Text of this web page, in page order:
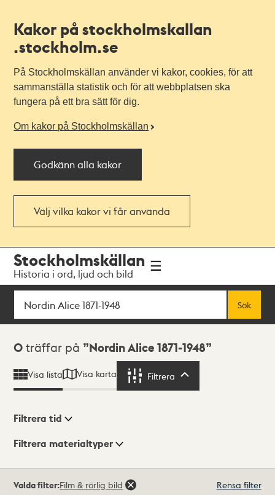
Kakor på stockholmskallan
.stockholm.se
På Stockholmskällan använder vi kakor, cookies, för att
sammanställa statistik och för att webbplatsen ska
fungera på ett bra sätt för dig.
Om kakor på Stockholmskällan
Godkänn alla kakor
Välj vilka kakor vi får använda
navigationen
huvudinnehållet
Stockholmskällan
Historia i ord, ljud och bild
Sök
Sök
Sökresultat
0 träffar på Nordin Alice 1871-1948
Visa lista Visa karta Filtrera
Visningsläge
Filtrera tid
Filtrera materialtyper
träffar
Valda filter:Film & rörlig bild Rensa filter